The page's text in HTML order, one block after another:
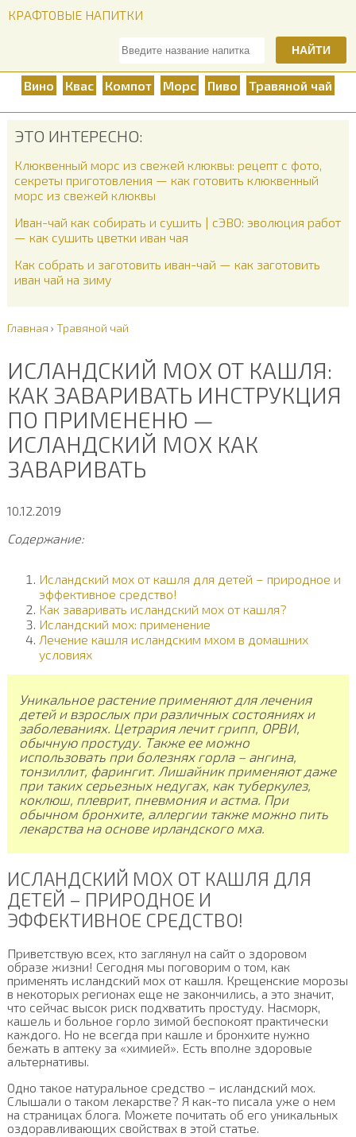
КРАФТОВЫЕ НАПИТКИ
НАЙТИ
Вино Квас Компот Морс Пиво Травяной чай
ЭТО ИНТЕРЕСНО:
Клюквенный морс из свежей клюквы: рецепт с фото,
секреты приготовления — как готовить клюквенный
морс из свежей клюквы
Иван-чай как собирать и сушить | сЭВО: эволюция работ
— как сушить цветки иван чая
Как собрать и заготовить иван-чай — как заготовить
иван чай на зиму
Главная › Травяной чай
ИСЛАНДСКИЙ МОХ ОТ КАШЛЯ:
КАК ЗАВАРИВАТЬ ИНСТРУКЦИЯ
ПО ПРИМЕНЕНЮ —
ИСЛАНДСКИЙ МОХ КАК
ЗАВАРИВАТЬ
10.12.2019
Содержание:
Исландский мох от кашля для детей – природное и
эффективное средство!
Как заваривать исландский мох от кашля?
Исландский мох: применение
Лечение кашля исландским мхом в домашних
условиях
Уникальное растение применяют для лечения
детей и взрослых при различных состояниях и
заболеваниях. Цетрария лечит грипп, ОРВИ,
обычную простуду. Также ее можно
использовать при болезнях горла – ангина,
тонзиллит, фарингит. Лишайник применяют даже
при таких серьезных недугах, как туберкулез,
коклюш, плеврит, пневмония и астма. При
обычном бронхите, аллергии также можно пить
лекарства на основе ирландского мха.
ИСЛАНДСКИЙ МОХ ОТ КАШЛЯ ДЛЯ
ДЕТЕЙ – ПРИРОДНОЕ И
ЭФФЕКТИВНОЕ СРЕДСТВО!
Приветствую всех, кто заглянул на сайт о здоровом
образе жизни! Сегодня мы поговорим о том, как
применять исландский мох от кашля. Крещенские морозы
в некоторых регионах еще не закончились, а это значит,
что сейчас высок риск подхватить простуду. Насморк,
кашель и больное горло зимой беспокоят практически
каждого. Но не всегда при кашле и бронхите нужно
бежать в аптеку за «химией». Есть вполне здоровые
альтернативы.
Одно такое натуральное средство – исландский мох.
Слышали о таком лекарстве? Я как-то писала уже о нем
на страницах блога. Можете почитать об его уникальных
оздоравливающих свойствах в этой статье.